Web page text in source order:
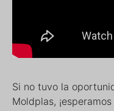
Si no tuvo la
Moldplas,